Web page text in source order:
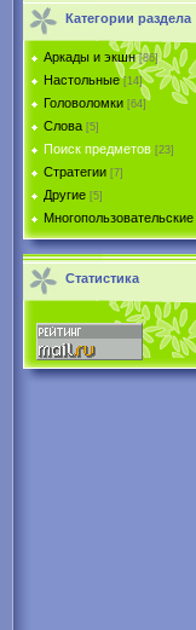
Категории раздела
Аркады и экшн [86]
Настольные [14]
Головоломки [64]
Слова [5]
Поиск предметов [23]
Стратегии [7]
Другие [5]
Многопользовательские
Статистика